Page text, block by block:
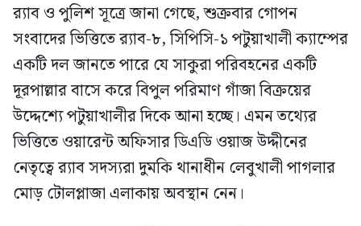
র‍্যাব ও পুলিশ সূত্রে জানা গেছে, শুক্রবার গোপন
সংবাদের ভিত্তিতে র‍্যাব-৮, সিপিসি-১ পটুয়াখালী ক্যাম্পের
একটি দল জানতে পারে যে সাকুরা পরিবহনের একটি
দূরপাল্লার বাসে করে বিপুল পরিমাণ গাঁজা বিক্রয়ের
উদ্দেশ্যে পটুয়াখালীর দিকে আনা হচ্ছে। এমন তথ্যের
ভিত্তিতে ওয়ারেন্ট অফিসার ডিএডি ওয়াজ উদ্দীনের
নেতৃত্বে র‍্যাব সদস্যরা দুমকি থানাধীন লেবুখালী পাগলার
মোড় টোলপ্লাজা এলাকায় অবস্থান নেন।